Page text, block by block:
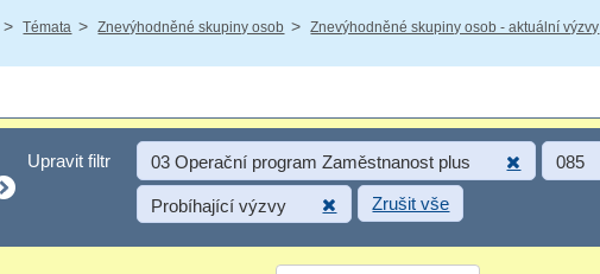
/ Témata / Znevýhodněné skupiny osob / Znevýhodněné skupiny osob - aktuální výzvy
Upravit filtr
Upravit filtr 03 Operační program Zaměstnanost plus 085
Probíhající výzvy Zrušit vše